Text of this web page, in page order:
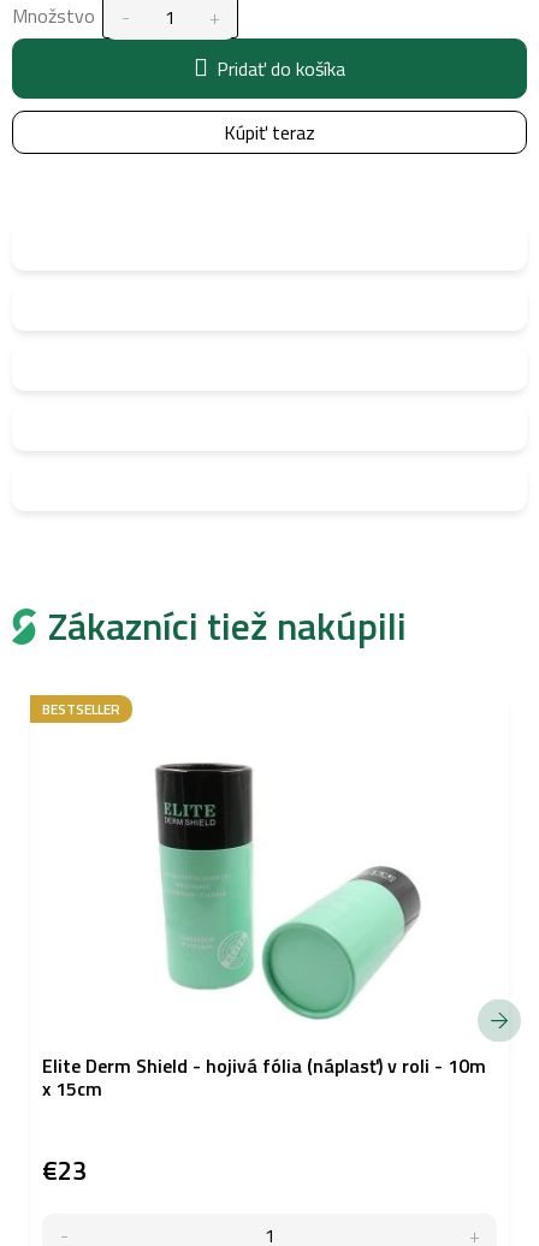
Množstvo
Pridať do košíka
Kúpiť teraz
Zákazníci tiež nakúpili
BESTSELLER
Elite Derm Shield - hojivá fólia (náplasť) v roli - 10m
x 15cm
€23